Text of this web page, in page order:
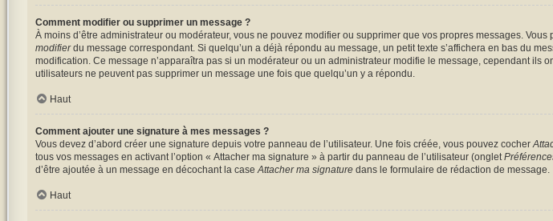
Comment modifier ou supprimer un message ?
À moins d’être administrateur ou modérateur, vous ne pouvez modifier ou supprimer que vos propres messages.
modifierdu message correspondant. Si quelqu’un a déjà répondu au message, un petit texte s’affichera en bas du
modification. Ce message n’apparaîtra pas si un modérateur ou un administrateur modifie le message, cependant
utilisateurs ne peuvent pas supprimer un message une fois que quelqu’un y a répondu.
Haut
Comment ajouter une signature à mes messages ?
Vous devez d’abord créer une signature depuis votre panneau de l’utilisateur. Une fois créée, vous pouvez cocher
tous vos messages en activant l’option « Attacher ma signature » à partir du panneau de l’utilisateur (onglet
d’être ajoutée à un message en décochant la caseAttacher ma signaturedans le formulaire de rédaction de message.
Haut